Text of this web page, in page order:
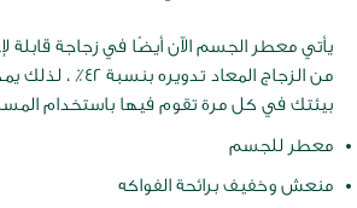
يأتي معطر الجسم الآن أيضًا في زجاجة قابلة
من الزجاج المعاد
بيئتك في كل مرة تقوم فيها باستخدام
معطر للجسم
منعش وخفيف برائحة الفواكه